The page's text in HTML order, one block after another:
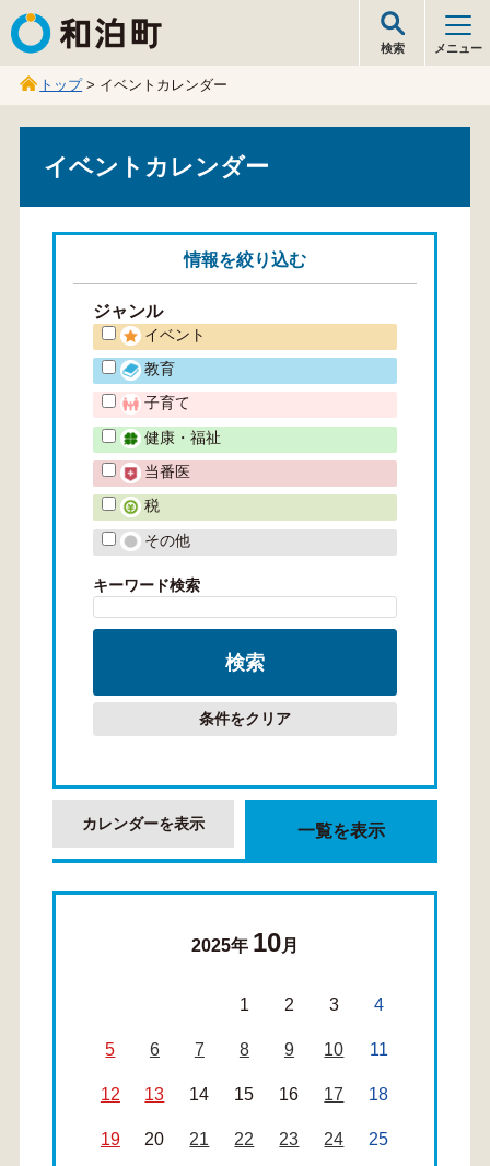
和泊町
検索 メニュー
トップ> イベントカレンダー
イベントカレンダー
情報を絞り込む
ジャンル
イベント
教育
子育て
健康・福祉
当番医
税
その他
キーワード検索
条件をクリア
カレンダーを表示 一覧を表示
2025年 10月
1 2 3 4
5 6 7 8 9 10 11
12 13 14 15 16 17 18
19 20 21 22 23 24 25